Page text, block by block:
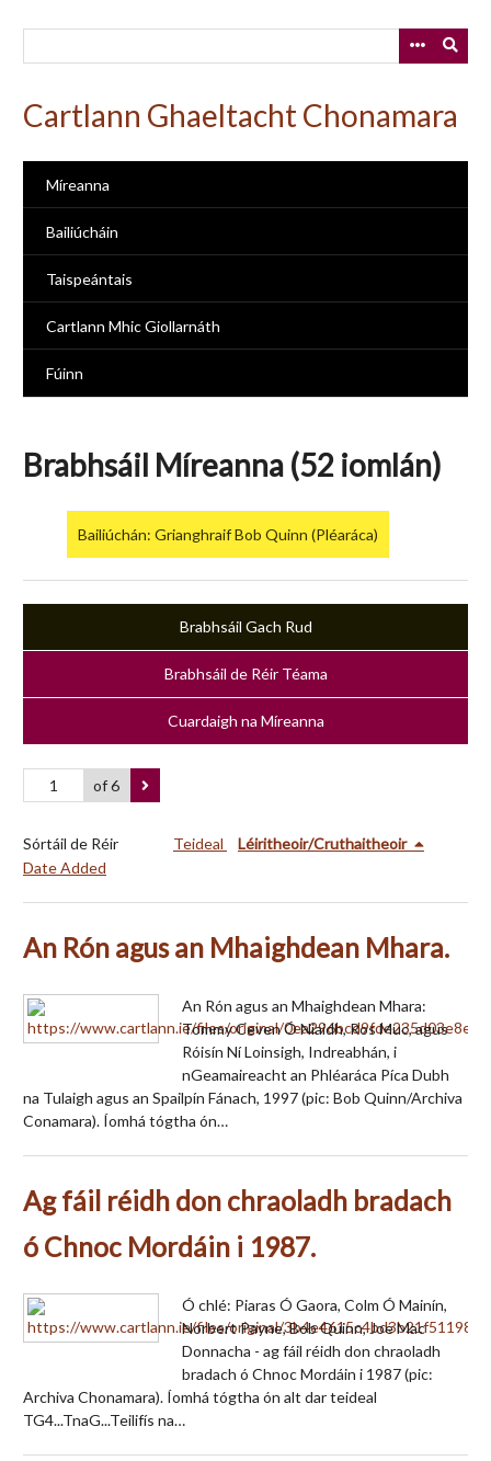
Cartlann Ghaeltacht Chonamara
Míreanna
Bailiúcháin
Taispeántais
Cartlann Mhic Giollarnáth
Fúinn
Brabhsáil Míreanna (52 iomlán)
Bailiúchán: Grianghraif Bob Quinn (Pléaráca)
Brabhsáil Gach Rud
Brabhsáil de Réir Téama
Cuardaigh na Míreanna
of 6
Sórtáil de Réir Teideal
Léiritheoir/Cruthaitheoir
Date Added
An Rón agus an Mhaighdean Mhara.
An Rón agus an Mhaighdean Mhara:
Tommy Ceven Ó Niaidh, Ros Muc, agus
Róisín Ní Loinsigh, Indreabhán, i
nGeamaireacht an Phléaráca Píca Dubh
na Tulaigh agus an Spailpín Fánach, 1997 (pic: Bob Quinn/Archiva
Conamara). Íomhá tógtha ón…
Ag fáil réidh don chraoladh bradach
ó Chnoc Mordáin i 1987.
Ó chlé: Piaras Ó Gaora, Colm Ó Mainín,
Norbert Payne, Bob Quinn, Joe Mac
Donnacha - ag fáil réidh don chraoladh
bradach ó Chnoc Mordáin i 1987 (pic:
Archiva Chonamara). Íomhá tógtha ón alt dar teideal
TG4...TnaG...Teilifís na…